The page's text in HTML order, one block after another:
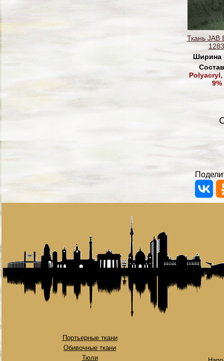
Ткань JAB
Ширина
Polyacryl,
Портьерные ткани
Обивочные ткани
Тюли